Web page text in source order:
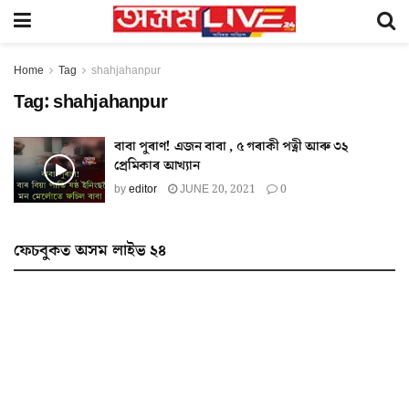
Home Tag shahjahanpur
Tag: shahjahanpur
বাবা পুৰাণ! এজন বাবা , ৫ গৰাকী পত্নী আৰু ৩২
প্ৰেমিকাৰ আখ্যান
byeditor JUNE 20, 2021 0
ফেচবুকত অসম লাইভ ২৪